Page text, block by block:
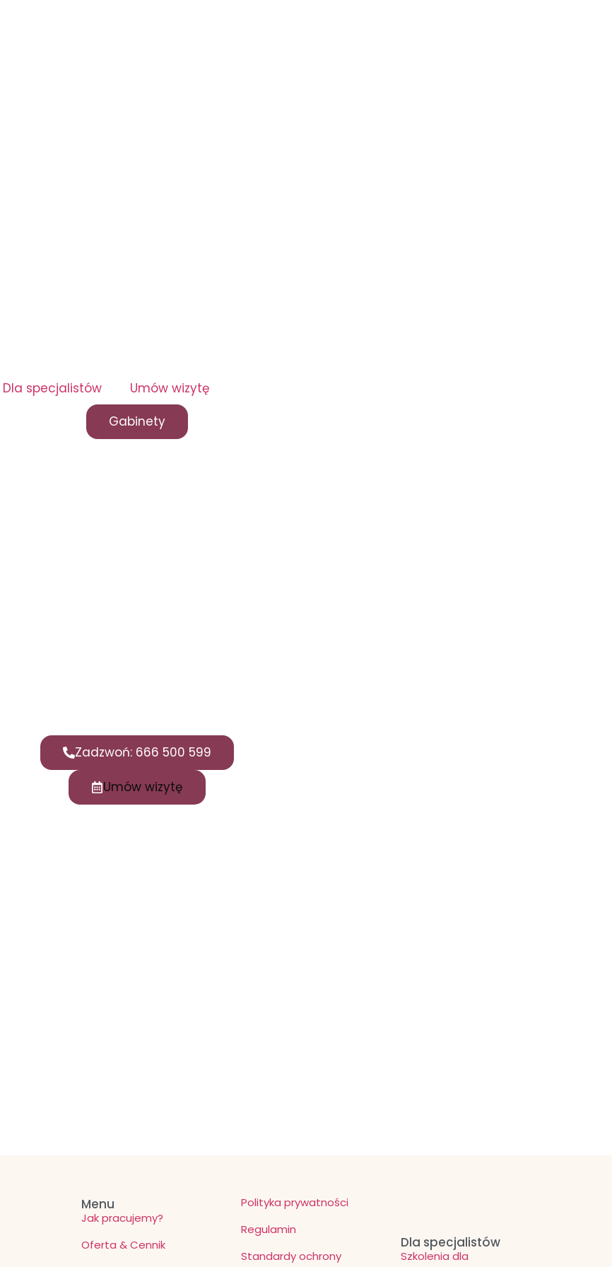
Dla specjalistów
Umów wizytę
Gabinety
Zadzwoń: 666 500 599
Umów wizytę
Menu
Jak pracujemy?
Oferta & Cennik
Polityka prywatności
Regulamin
Standardy ochrony
Dla specjalistów
Szkolenia dla